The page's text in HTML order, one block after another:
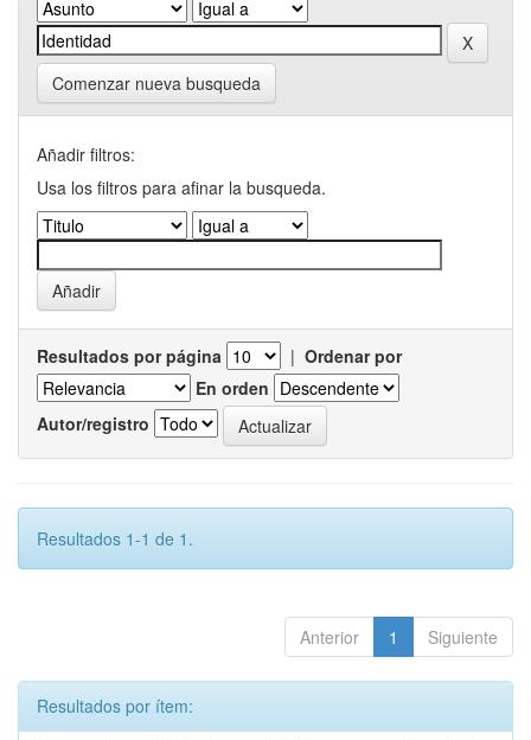
Comenzar nueva busqueda
Añadir filtros:
Usa los filtros para afinar la busqueda.
Resultados por página | Ordenar por
En orden
Autor/registro
Resultados 1-1 de 1.
Anterior 1 Siguiente
Resultados por ítem: